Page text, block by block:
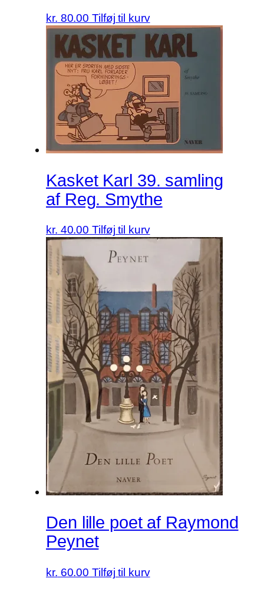
kr. 80.00 Tilføj til kurv
Kasket Karl 39. samling
af Reg. Smythe
kr. 40.00 Tilføj til kurv
Den lille poet af Raymond
Peynet
kr. 60.00 Tilføj til kurv